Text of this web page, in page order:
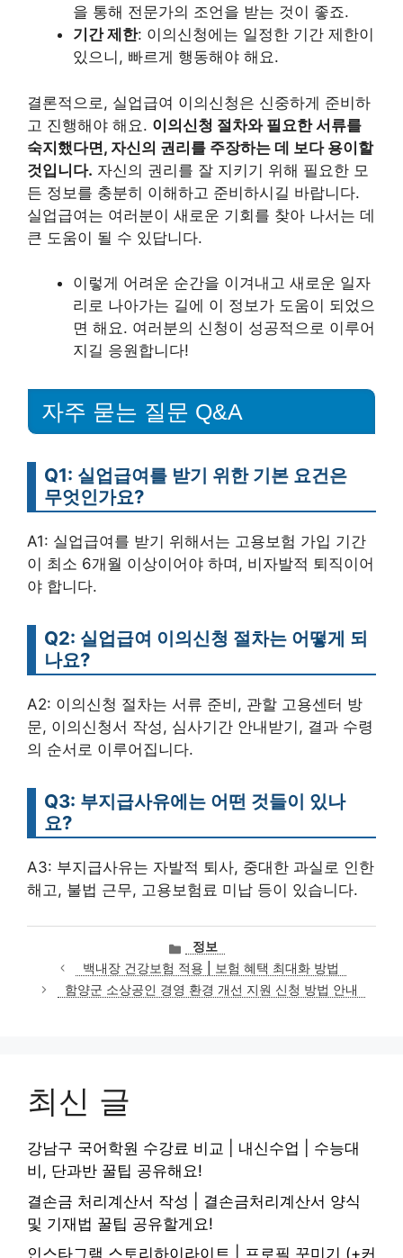
을 통해 전문가의 조언을 받는 것이 좋죠.
기간 제한: 이의신청에는 일정한 기간 제한이
있으니, 빠르게 행동해야 해요.
결론적으로, 실업급여 이의신청은 신중하게 준비하
고 진행해야 해요. 이의신청 절차와 필요한 서류를
숙지했다면, 자신의 권리를 주장하는 데 보다 용이할
것입니다. 자신의 권리를 잘 지키기 위해 필요한 모
든 정보를 충분히 이해하고 준비하시길 바랍니다.
실업급여는 여러분이 새로운 기회를 찾아 나서는 데
큰 도움이 될 수 있답니다.
이렇게 어려운 순간을 이겨내고 새로운 일자
리로 나아가는 길에 이 정보가 도움이 되었으
면 해요. 여러분의 신청이 성공적으로 이루어
지길 응원합니다!
자주 묻는 질문 Q&A
Q1: 실업급여를 받기 위한 기본 요건은
무엇인가요?
A1: 실업급여를 받기 위해서는 고용보험 가입 기간
이 최소 6개월 이상이어야 하며, 비자발적 퇴직이어
야 합니다.
Q2: 실업급여 이의신청 절차는 어떻게 되
나요?
A2: 이의신청 절차는 서류 준비, 관할 고용센터 방
문, 이의신청서 작성, 심사기간 안내받기, 결과 수령
의 순서로 이루어집니다.
Q3: 부지급사유에는 어떤 것들이 있나
요?
A3: 부지급사유는 자발적 퇴사, 중대한 과실로 인한
해고, 불법 근무, 고용보험료 미납 등이 있습니다.
카
테
고
리
정보
백내장 건강보험 적용 | 보험 혜택 최대화 방법
함양군 소상공인 경영 환경 개선 지원 신청 방법 안내
최신 글
강남구 국어학원 수강료 비교 | 내신수업 | 수능대
비, 단과반 꿀팁 공유해요!
결손금 처리계산서 작성 | 결손금처리계산서 양식
및 기재법 꿀팁 공유할게요!
인스타그램 스토리하이라이트 | 프로필 꾸미기 (+커